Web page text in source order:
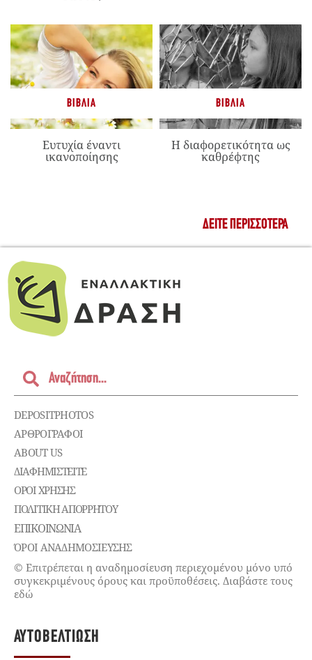
ΒΙΒΛΊΑ
Ευτυχία έναντι
ικανοποίησης
ΒΙΒΛΊΑ
Η διαφορετικότητα ως
καθρέφτης
ΔΕΊΤΕ ΠΕΡΙΣΣΌΤΕΡΑ
DEPOSITPHOTOS
ΑΡΘΡΟΓΡΑΦΟΙ
ABOUT US
ΔΙΑΦΗΜΙΣΤΕΊΤΕ
ΌΡΟΙ ΧΡΉΣΗΣ
ΠΟΛΙΤΙΚΉ ΑΠΟΡΡΉΤΟΥ
ΕΠΙΚΟΙΝΩΝΊΑ
ΌΡΟΙ ΑΝΑΔΗΜΟΣΙΕΥΣΗΣ
© Επιτρέπεται η αναδημοσίευση περιεχομένου μόνο υπό
συγκεκριμένους όρους και προϋποθέσεις. Διαβάστε τους
εδώ
ΑΥΤΟΒΕΛΤΊΩΣΗ